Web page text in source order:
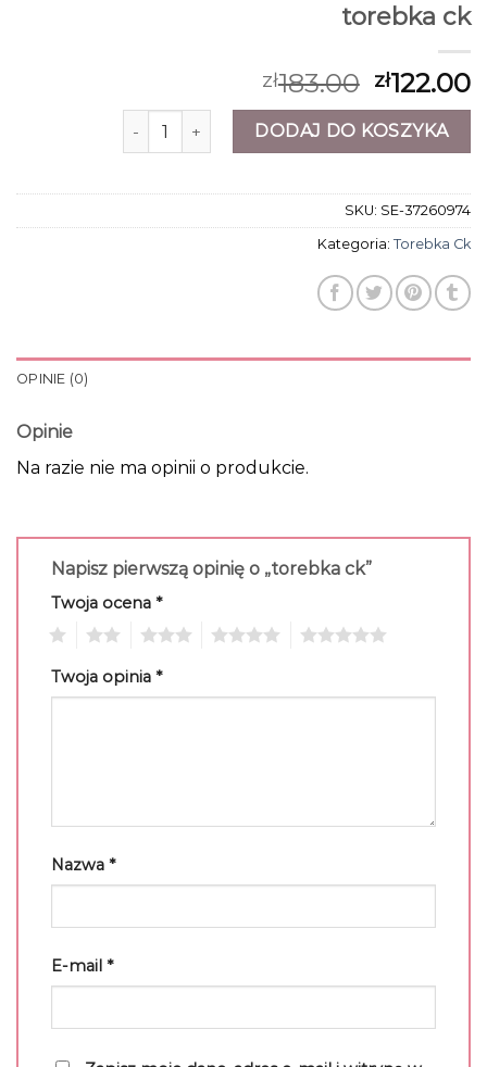
torebka ck
zł183.00 zł122.00
ilość torebka ck DODAJ DO KOSZYKA
SKU: SE-37260974
Kategoria: Torebka Ck
OPINIE (0)
Opinie
Na razie nie ma opinii o produkcie.
Napisz pierwszą opinię o „torebka ck”
Twoja ocena *
Twoja opinia *
Nazwa *
E-mail *